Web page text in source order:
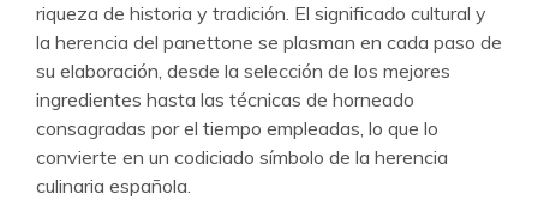
riqueza de historia y tradición. El significado cultural y
la herencia del panettone se plasman en cada paso de
su elaboración, desde la selección de los mejores
ingredientes hasta las técnicas de horneado
consagradas por el tiempo empleadas, lo que lo
convierte en un codiciado símbolo de la herencia
culinaria española.